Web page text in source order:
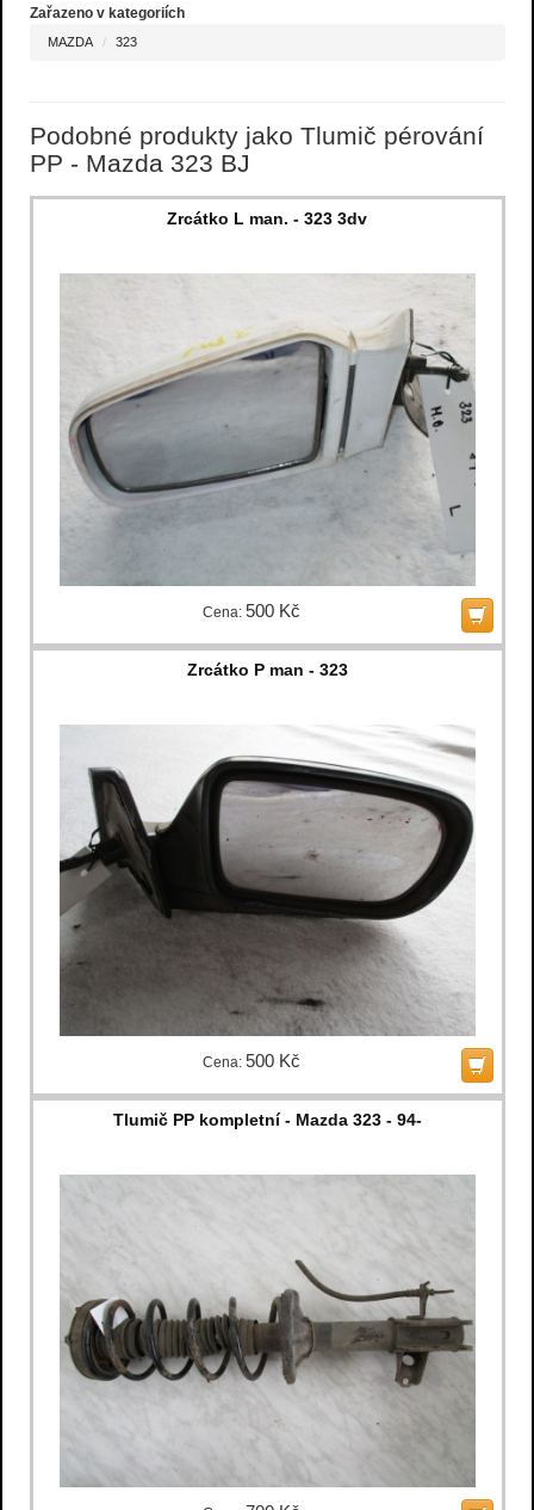
Zařazeno v kategoriích
MAZDA 323
Podobné produkty jako Tlumič pérování
PP - Mazda 323 BJ
Zrcátko L man. - 323 3dv
Cena: 500 Kč
Zrcátko P man - 323
Cena: 500 Kč
Tlumič PP kompletní - Mazda 323 - 94-